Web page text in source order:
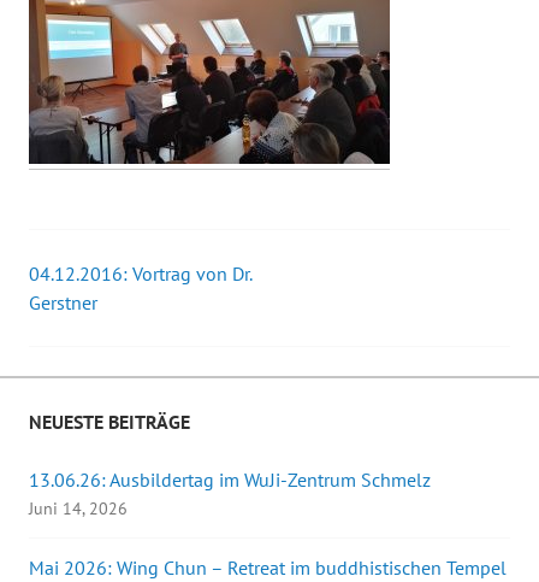
Beitrags-
04.12.2016: Vortrag von Dr.
Gerstner
NEUESTE BEITRÄGE
13.06.26: Ausbildertag im WuJi-Zentrum Schmelz
Juni 14, 2026
Mai 2026: Wing Chun – Retreat im buddhistischen Tempel